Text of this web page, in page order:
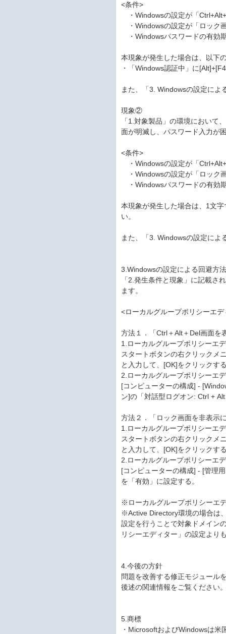
<条件>
・Windowsの設定が「
・Windowsの設定が「ロック
・Windowsパスワードの有効
本現象が発生した場合は、以下
・「Windows認証中」に
また、「3. Windowsの設定によ
現象②
「1.対象製品」の環境において
面が明滅し、パスワード入力が
<条件>
・Windowsの設定が「
・Windowsの設定が「ロック
・Windowsパスワードの有効
本現象が発生した場合は、1文
い。
また、「3. Windowsの設定によ
3.Windowsの設定による回避方
「2.発生条件と現象」に記載
ます。
<ローカルグループポリシーエ
方法１．「Ctrl＋Alt＋Del画面を
1.ローカルグループポリシーエ
スタートボタンの右クリックメ
と入力して、[OK]をクリックす
2.ローカルグループポリシーエ
[コンピューターの構成] -
ン]の「対話型ログオン: Ctrl +
方法２．「ロック画面を非表示
1.ローカルグループポリシーエ
スタートボタンの右クリックメ
と入力して、[OK]をクリックす
2.ローカルグループポリシーエ
[コンピューターの構成] - [管理
を「有効」に設定する。
※ローカルグループポリシーエ
※Active Directory環境の場合は
設定を行うことで対象ドメイン
リシーエディター」の設定より
4.今後の方針
問題を改善する修正モジュール
後述の関連情報をご覧ください
5.商標
・MicrosoftおよびWindowsは